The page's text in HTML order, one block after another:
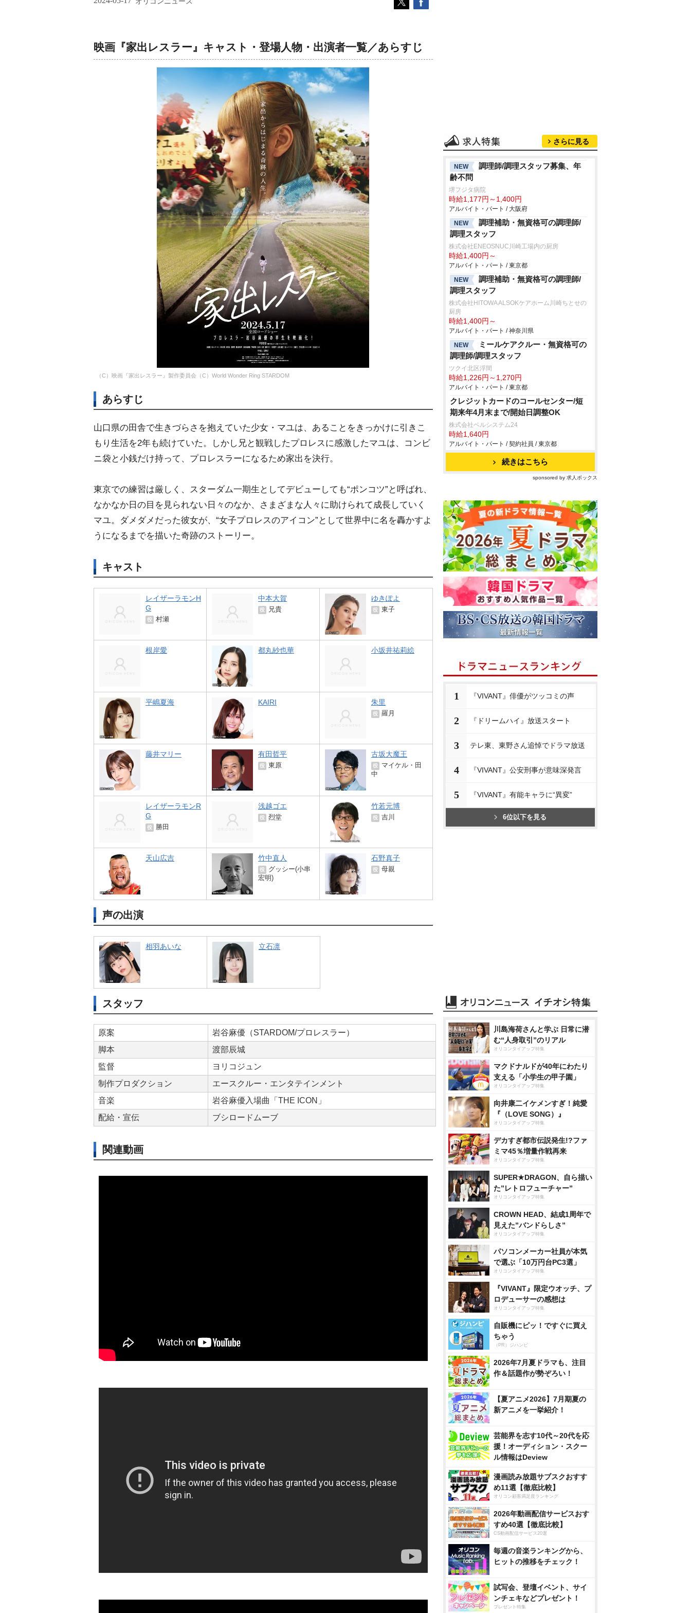
映画『家出レスラー』キャスト・登場人物・出演者一覧／あらすじ
（C）映画『家出レスラー』製作委員会（C）World Wonder Ring STARDOM
あらすじ
山口県の田舎で生きづらさを抱えていた少女・マユは、あることをきっかけに引きこ
もり生活を2年も続けていた。しかし兄と観戦したプロレスに感激したマユは、コンビ
ニ袋と小銭だけ持って、プロレスラーになるため家出を決行。
東京での練習は厳しく、スターダム一期生としてデビューしても“ポンコツ”と呼ばれ、
なかなか日の目を見られない日々のなか、さまざまな人々に助けられて成長していく
マユ。ダメダメだった彼女が、“女子プロレスのアイコン”として世界中に名を轟かすよ
うになるまでを描いた奇跡のストーリー。
キャスト
レイザーラモンH
G
役 村瀬
中本大賀
役 兄貴
ゆきぽよ
役 東子
根岸愛 都丸紗也華 小坂井祐莉絵
平嶋夏海 KAIRI 朱里
役 羅月
藤井マリー 有田哲平
役 東原
古坂大魔王
役
マイケル・田
中
レイザーラモンR
G
役 勝田
浅越ゴエ
役 烈堂
竹若元博
役 吉川
天山広吉 竹中直人
役
グッシー(小串
宏明)
石野真子
役 母親
声の出演
相羽あいな 立石凛
スタッフ
原案
谷麻優（STARDOM/プロレスラー）
脚本
渡部辰城
監督
ヨリコジュン
制作プロダクション
エースクルー・エンタテインメント
音楽
谷麻優入場曲「THE ICON」
配給・宣伝
ブシロードムーブ
関連動画
さらに見る
NEW
調理師/調理スタッフ募集、年
齢不問
堺フジタ病院
時給1,177円～1,400円
アルバイト・パート / 大阪府
NEW
調理補助・無資格可の調理師/
調理スタッフ
株式会社ENEOSNUC川崎工場内の厨房
時給1,400円～
アルバイト・パート / 東京都
NEW
調理補助・無資格可の調理師/
調理スタッフ
株式会社HITOWA ALSOKケアホーム川崎ちとせの
厨房
時給1,400円～
アルバイト・パート / 神奈川県
NEW
ミールケアクルー・無資格可の
調理師/調理スタッフ
ツクイ北区浮間
時給1,226円～1,270円
アルバイト・パート / 東京都
クレジットカードのコールセンター/短
期来年4月末まで/開始日調整OK
株式会社ベルシステム24
時給1,640円
アルバイト・パート / 契約社員 / 東京都
続きはこちら
sponsored by 求人ボックス
1 『VIVANT』俳優がツッコミの声
2 『ドリームハイ』放送スタート
3 テレ東、東野さん追悼でドラマ放送
4 『VIVANT』公安刑事が意味深発言
5 『VIVANT』有能キャラに“異変”
6位以下を見る
川島海荷さんと学ぶ 日常に潜
む“人身取引”のリアル
オリコンタイアップ特集
マクドナルドが40年にわたり
支える「小学生の甲子園」
オリコンタイアップ特集
向井康二イケメンすぎ！純愛
『（LOVE SONG）』
オリコンタイアップ特集
デカすぎ都市伝説発生!?ファ
ミマ45％増量作戦再来
オリコンタイアップ特集
SUPER★DRAGON、自ら描い
た”レトロフューチャー”
オリコンタイアップ特集
CROWN HEAD、結成1周年で
見えた”バンドらしさ”
オリコンタイアップ特集
パソコンメーカー社員が本気
で選ぶ「10万円台PC3選」
オリコンタイアップ特集
『VIVANT』限定ウオッチ、プ
ロデューサーの感想は
オリコンタイアップ特集
自販機にピッ！ですぐに買え
ちゃう
（PR）ジハンピ
2026年7月夏ドラマも、注目
作＆話題作が勢ぞろい！
【夏アニメ2026】7月期夏の
新アニメを一挙紹介！
芸能界を志す10代～20代を応
援！オーディション・スクー
ル情報はDeview
漫画読み放題サブスクおすす
め11選【徹底比較】
オリコン顧客満足度ランキング
2026年動画配信サービスおす
すめ40選【徹底比較】
CS動画配信サービス20選
毎週の音楽ランキングから、
ヒットの推移をチェック！
試写会、登壇イベント、サイ
ンチェキなどプレゼント！
プレゼント特集